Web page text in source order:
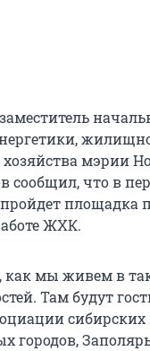
мэрии
сообщил, что в
площадка
ЖХК.
мы живем в
Там будут
сибирских
городов,